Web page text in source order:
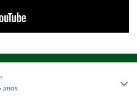
anos